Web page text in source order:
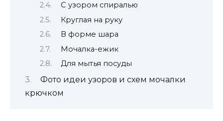
С узором спиралью
Круглая на руку
В форме шара
Мочалка-ежик
Для мытья посуды
Фото идеи узоров и схем мочалки
крючком